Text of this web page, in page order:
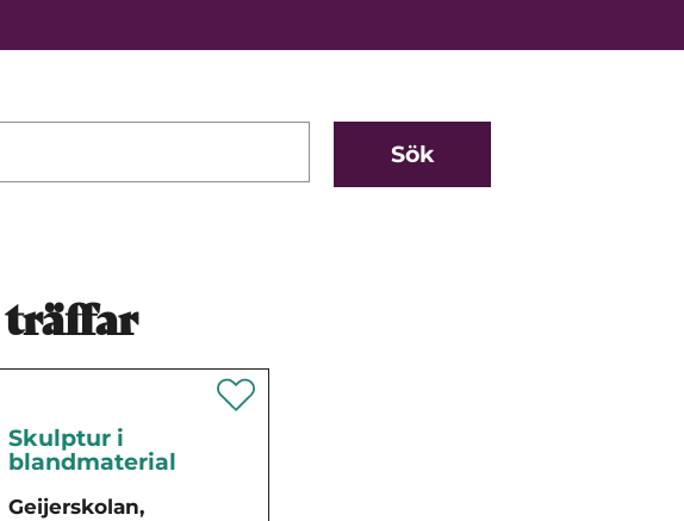
Skulptur i
blandmaterial
Geijerskolan,